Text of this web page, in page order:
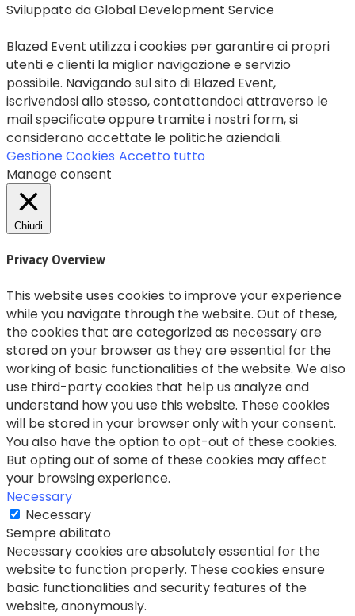
Sviluppato da Global Development Service
Blazed Event utilizza i cookies per garantire ai propri
utenti e clienti la miglior navigazione e servizio
possibile. Navigando sul sito di Blazed Event,
iscrivendosi allo stesso, contattandoci attraverso le
mail specificate oppure tramite i nostri form, si
considerano accettate le politiche aziendali.
Gestione Cookies Accetto tutto
Manage consent
Chiudi
Privacy Overview
This website uses cookies to improve your experience
while you navigate through the website. Out of these,
the cookies that are categorized as necessary are
stored on your browser as they are essential for the
working of basic functionalities of the website. We also
use third-party cookies that help us analyze and
understand how you use this website. These cookies
will be stored in your browser only with your consent.
You also have the option to opt-out of these cookies.
But opting out of some of these cookies may affect
your browsing experience.
Necessary
Necessary
Sempre abilitato
Necessary cookies are absolutely essential for the
website to function properly. These cookies ensure
basic functionalities and security features of the
website, anonymously.